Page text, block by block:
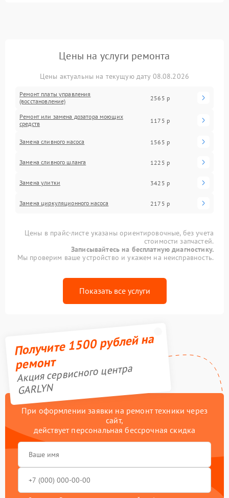
Цены на услуги ремонта
Цены актуальны на текущую дату 08.08.2026
Ремонт платы управления
(восстановление)
2565 р
Ремонт или замена дозатора моющих
средств
1175 р
Замена сливного насоса 1565 р
Замена сливного шланга 1225 р
Замена улитки 3425 р
Замена циркуляционного насоса 2175 р
Цены в прайс-листе указаны ориентировочные, без учета
стоимости запчастей.
Записывайтесь на бесплатную диагностику.
Мы проверим ваше устройство и укажем на неисправность.
Показать все услуги
Получите 1500 рублей на
ремонт
Акция сервисного центра
GARLYN
При оформлении заявки на ремонт техники через
сайт,
действует персональная бессрочная скидка